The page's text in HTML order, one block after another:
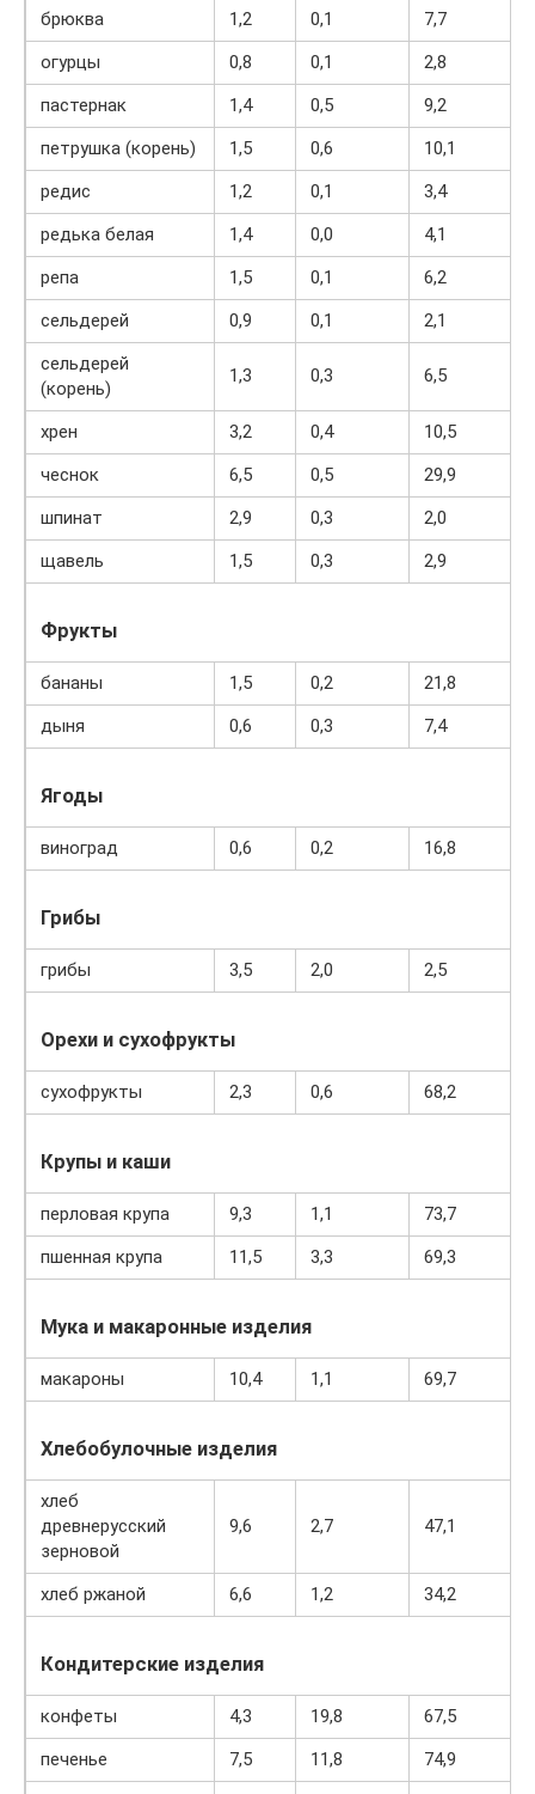
брюква 1,2 0,1 7,7
огурцы
0,8 0,1 2,8
пастернак
1,4 0,5 9,2
петрушка (корень)
1,5 0,6 10,1
редис
1,2 0,1 3,4
редька белая
1,4 0,0 4,1
репа
1,5 0,1 6,2
сельдерей
0,9 0,1 2,1
сельдерей
(корень)
1,3 0,3 6,5
хрен 3,2 0,4 10,5
чеснок
6,5 0,5 29,9
шпинат
2,9 0,3 2,0
щавель
1,5 0,3 2,9
Фрукты
бананы 1,5 0,2 21,8
дыня
0,6 0,3 7,4
Ягоды
виноград 0,6 0,2 16,8
Грибы
грибы 3,5 2,0 2,5
Орехи и сухофрукты
сухофрукты 2,3 0,6 68,2
Крупы и каши
перловая крупа 9,3 1,1 73,7
пшенная крупа
11,5 3,3 69,3
Мука и макаронные изделия
макароны 10,4 1,1 69,7
Хлебобулочные изделия
хлеб
древнерусский
зерновой
9,6 2,7 47,1
хлеб ржаной 6,6 1,2 34,2
Кондитерские изделия
конфеты 4,3 19,8 67,5
печенье
7,5 11,8 74,9